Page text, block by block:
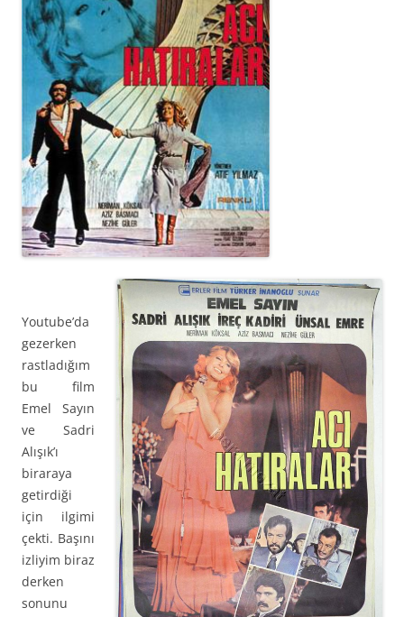
Youtube’da
gezerken
rastladığım
bu film
Emel Sayın
ve Sadri
Alışık’ı
biraraya
getirdiği
için ilgimi
çekti. Başını
izliyim biraz
derken
sonunu